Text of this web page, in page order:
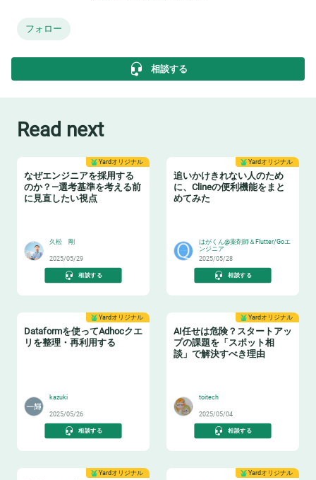
フォロー
相談する
Read next
Yardオリジナル
なぜエンジニアを採用する
のか？—選考基準を考える前
に見直したい視点
久松 剛
2025/05/29
相談する
Yardオリジナル
追いかけきれない人のため
に、Clineの便利機能をまと
めてみた
はがくん@薬剤師＆Flutter/Goエ
ンジニア
2025/05/28
相談する
Yardオリジナル
Dataformを使ってAdhocクエ
リを整理・再利用する
kazuki
2025/05/26
相談する
Yardオリジナル
AI任せは危険？スタートアッ
プの課題を「スポット相
談」で解決すべき理由
toitech
2025/05/04
相談する
Yardオリジナル Yardオリジナル